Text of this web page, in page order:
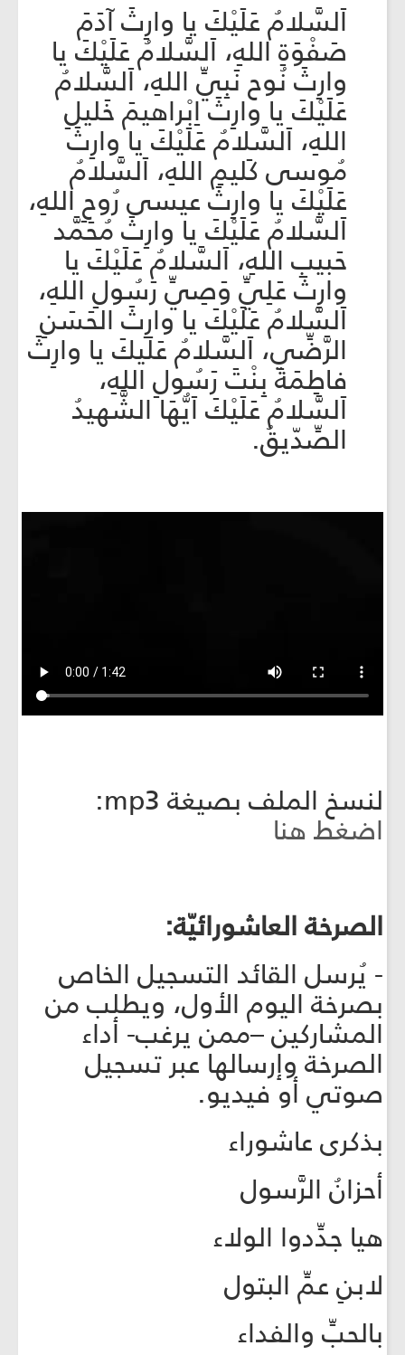
اَلسَّلامُ عَلَيْكَ يا وارِثَ آدَمَ
صَفْوَةِ اللهِ، اَلسَّلامُ عَلَيْكَ يا
وارِثَ نُوح نَبِيِّ اللهِ، اَلسَّلامُ
عَلَيْكَ يا وارِثَ اِبْراهيمَ خَليلِ
اللهِ، اَلسَّلامُ عَلَيْكَ يا وارِثَ
مُوسى كَليمِ اللهِ، اَلسَّلامُ
عَلَيْكَ يا وارِثَ عيسى رُوحِ اللهِ،
اَلسَّلامُ عَلَيْكَ يا وارِثَ مُحَمَّد
حَبيبِ اللهِ، اَلسَّلامُ عَلَيْكَ يا
وارِثَ عَلِيِّ وَصِيِّ رَسُولِ اللهِ،
اَلسّلامُ عَلَيْكَ يا وارِثَ الحَسَنِ
الرَّضِّي، اَلسَّلامُ عَلَيكَ يا وارِثَ
فاطِمَةَ بِنْتَ رَسُولِ اللهِ،
اَلسَّلامُ عَلَيْكَ اَيُّهَا الشَّهيدُ
الصِّدّيقُ.
لنسخ الملف بصيغة mp3:
اضغط هنا
الصرخة العاشورائيّة:
- يُرسل القائد التسجيل الخاص
بصرخة اليوم الأول، ويطلب من
المشاركين –ممن يرغب- أداء
الصرخة وإرسالها عبر تسجيل
صوتي أو فيديو.
بذكرى عاشوراء
أحزانُ الرَّسول
هيا جدِّدوا الولاء
لابنِ عمِّ البتول
بالحبِّ والفداء